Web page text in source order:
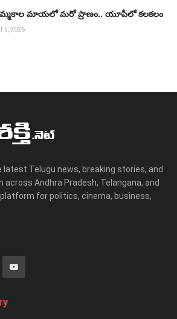
మాయలో మరో ప్రాణం.. యూపీలో కలకలం
5, 2026
Telugu news, breaking stories, and
Andhra Pradesh, Telangana, and
for politics, cinema, business,